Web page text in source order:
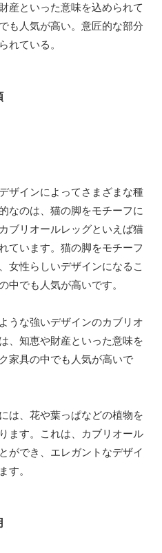
産といった意味を込められて
も人気が高い。意匠的な部分
れている。
ザインによってさまざまな種
なのは、猫の脚をモチーフに
ブリオールレッグといえば猫
ています。猫の脚をモチーフ
女性らしいデザインになるこ
中でも人気が高いです。
うな強いデザインのカブリオ
、知恵や財産といった意味を
家具の中でも人気が高いで
は、花や葉っぱなどの植物を
ます。これは、カブリオール
ができ、エレガントなデザイ
す。